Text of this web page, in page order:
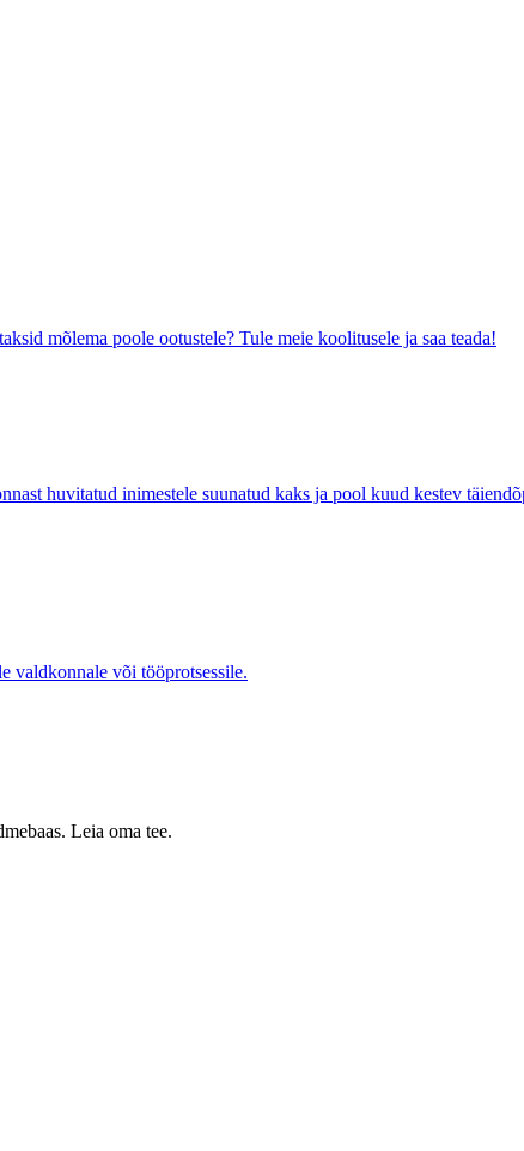
mõlema poole ootustele? Tule meie koolitusele ja saa teada!
huvitatud inimestele suunatud kaks ja pool kuud kestev
valdkonnale või tööprotsessile.
Leia oma tee.